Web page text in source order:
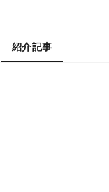
紹介記事